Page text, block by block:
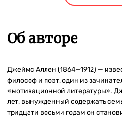
Об авторе
Джеймс Аллен (1864—1912) —
философ и поэт, один из
«мотивационной литературы».
лет, вынужденный содержать
тридцати восьми годам он